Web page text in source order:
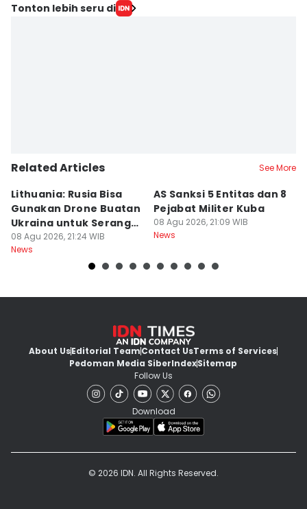
Tonton lebih seru di
Related Articles See More
Lithuania: Rusia Bisa
Gunakan Drone Buatan
Ukraina untuk Serang
Baltik
08 Agu 2026, 21:24 WIB
News
AS Sanksi 5 Entitas dan 8
Pejabat Militer Kuba
08 Agu 2026, 21:09 WIB
News
About UsEditorial TeamContact UsTerms of Services
Pedoman Media SiberIndexSitemap
Follow Us
Download
© 2026 IDN. All Rights Reserved.